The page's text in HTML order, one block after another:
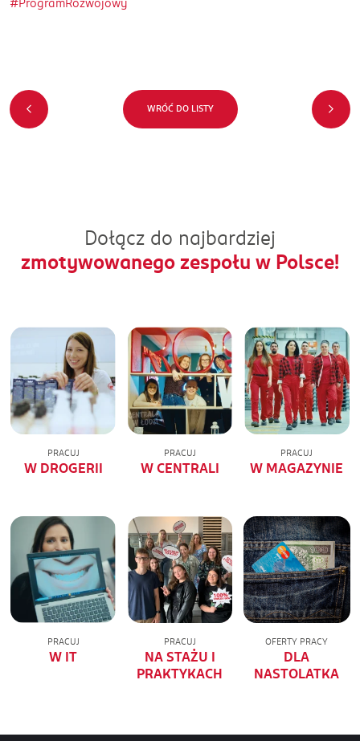
#ProgramRozwojowy
WRÓĆ DO LISTY
Dołącz do najbardziej
zmotywowanego zespołu w Polsce!
PRACUJ
W DROGERII
PRACUJ
W CENTRALI
PRACUJ
W MAGAZYNIE
PRACUJ
W IT
PRACUJ
NA STAŻU I
PRAKTYKACH
OFERTY PRACY
DLA
NASTOLATKA